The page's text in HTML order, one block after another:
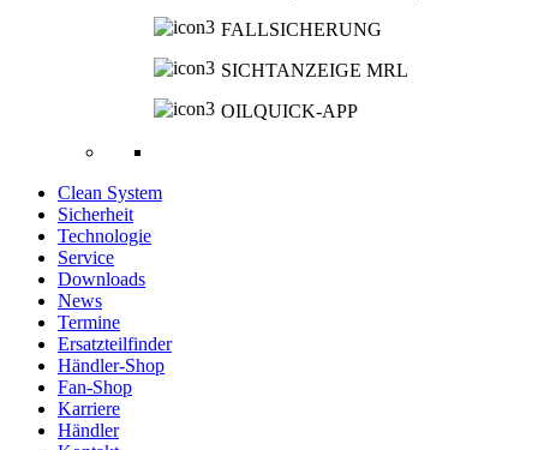
FALLSICHERUNG
SICHTANZEIGE MRL
OILQUICK-APP
Clean System
Sicherheit
Technologie
Service
Downloads
News
Termine
Ersatzteilfinder
Händler-Shop
Fan-Shop
Karriere
Händler